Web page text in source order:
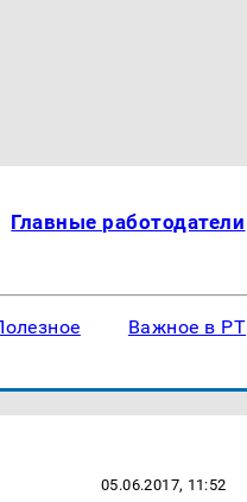
Главные работодатели
Важное в РТ
05.06.2017, 11:52